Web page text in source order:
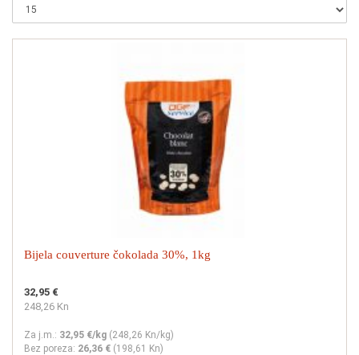
Bijela couverture čokolada 30%, 1kg
32,95 €
248,26 Kn
Za j.m.: 32,95 €/kg (248,26 Kn/kg)
Bez poreza: 26,36 € (198,61 Kn)